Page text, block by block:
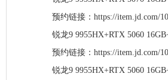
预约链接：https://item.jd.com/
锐龙9 9955HX+RTX 5060
预约链接：https://item.jd.com/
锐龙9 9955HX+RTX 5060